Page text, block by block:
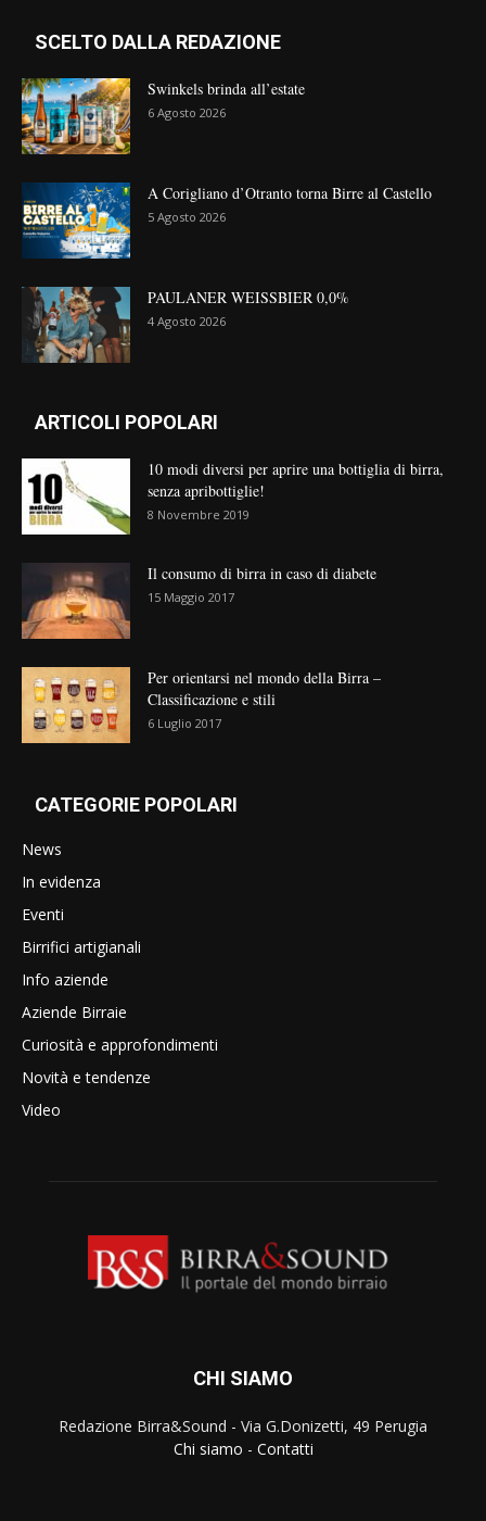
SCELTO DALLA REDAZIONE
Swinkels brinda all’estate
6 Agosto 2026
A Corigliano d’Otranto torna Birre al Castello
5 Agosto 2026
PAULANER WEISSBIER 0,0%
4 Agosto 2026
ARTICOLI POPOLARI
10 modi diversi per aprire una bottiglia di birra,
senza apribottiglie!
8 Novembre 2019
Il consumo di birra in caso di diabete
15 Maggio 2017
Per orientarsi nel mondo della Birra –
Classificazione e stili
6 Luglio 2017
CATEGORIE POPOLARI
News
In evidenza
Eventi
Birrifici artigianali
Info aziende
Aziende Birraie
Curiosità e approfondimenti
Novità e tendenze
Video
CHI SIAMO
Redazione Birra&Sound - Via G.Donizetti, 49 Perugia
Chi siamo - Contatti